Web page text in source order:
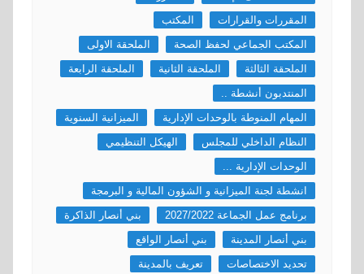
المقررات والقرارات
المكتب
المكتب الجماعي لحفظ الصحة
الملحقة الاولى
الملحقة الثالثة
الملحقة الثانية
الملحقة الرابعة
المنتدبون أنشطة ..
المهام المنوطة بالوحدات الإدارية
الميزانية السنوية
النظام الداخلي للمجلس
الهيكل التنظيمي
الوحدات الإدارية ...
انشطة لجنة الميزانية و الشؤون المالية و البرمجة
برنامج عمل الجماعة 2027/2022
بني أنصار الذاكرة
بني أنصار المدينة
بني أنصار الواقع
تحديد الاختصاصات
تعريف بالمدينة